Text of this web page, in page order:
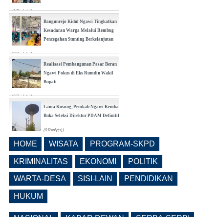
(0 Reply(s))
Bangunrejo Kidul Ngawi Tingkatkan
Kesadaran Warga Melalui Rembug
Pencegahan Stunting Berkelanjutan
(0 Reply(s))
Realisasi Pembangunan Pasar Beran
Ngawi Fokus di Eks Rumdin Wakil
Bupati
(0 Reply(s))
Lama Kosong, Pemkab Ngawi Kembali
Buka Seleksi Direktur PDAM Definitif
(0 Reply(s))
Ruang, Pelanggaran Berpotensi
Dikenai Denda dan Pembatasan
Fasilitas
(0 Reply(s))
HOME WISATA PROGRAM-SKPD
KRIMINALITAS EKONOMI POLITIK
WARTA-DESA SISI-LAIN PENDIDIKAN
HUKUM